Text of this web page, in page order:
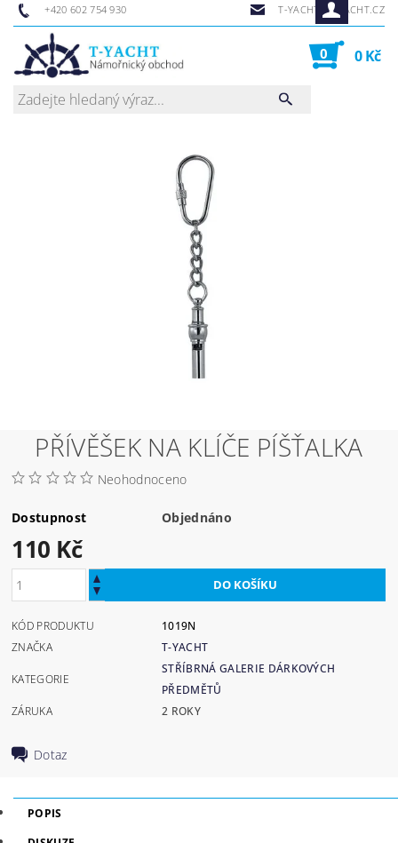
+420 602 754 930 T-YACHT@T-YACHT.CZ
0 0 Kč
PŘÍVĚŠEK NA KLÍČE PÍŠŤALKA
Neohodnoceno
Dostupnost Objednáno
110 Kč
KÓD PRODUKTU
1019N
ZNAČKA
T-YACHT
KATEGORIE
STŘÍBRNÁ GALERIE DÁRKOVÝCH
PŘEDMĚTŮ
ZÁRUKA
2 ROKY
Dotaz
POPIS